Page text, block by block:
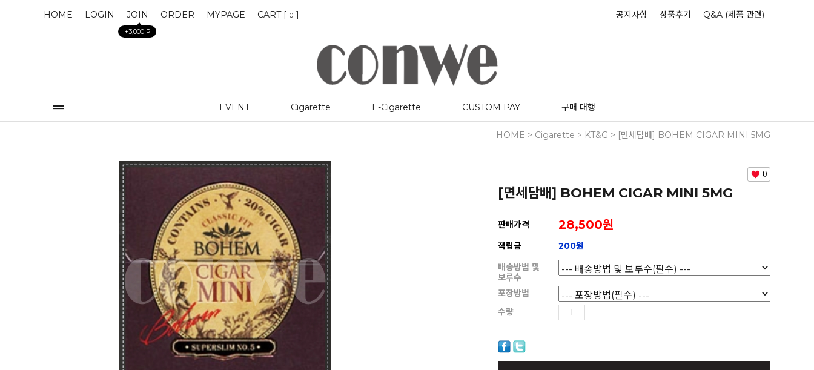
HOME LOGIN JOIN
+3,000 P
ORDER MYPAGE CART [ 0 ] 공지사항 상품후기 Q&A (제품 관련)
EVENT Cigarette E-Cigarette CUSTOM PAY 구매 대행
HOME > Cigarette > KT&G > [면세담배] BOHEM CIGAR MINI 5MG
0
[면세담배] BOHEM CIGAR MINI 5MG
판매가격 28,500원
적립금
200원
배송방법 및
보루수
포장방법
수량